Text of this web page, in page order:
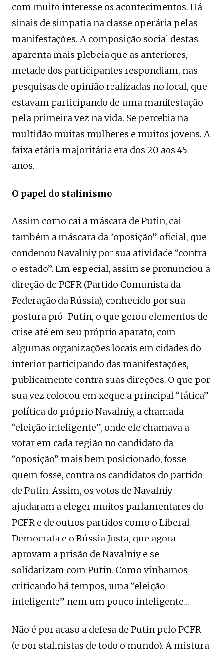
com muito interesse os acontecimentos. Há
sinais de simpatia na classe operária pelas
manifestações. A composição social destas
aparenta mais plebeia que as anteriores,
metade dos participantes respondiam, nas
pesquisas de opinião realizadas no local, que
estavam participando de uma manifestação
pela primeira vez na vida. Se percebia na
multidão muitas mulheres e muitos jovens. A
faixa etária majoritária era dos 20 aos 45
anos.
O papel do stalinismo
Assim como cai a máscara de Putin, cai
também a máscara da “oposição” oficial, que
condenou Navalniy por sua atividade “contra
o estado”. Em especial, assim se pronunciou a
direção do PCFR (Partido Comunista da
Federação da Rússia), conhecido por sua
postura pró-Putin, o que gerou elementos de
crise até em seu próprio aparato, com
algumas organizações locais em cidades do
interior participando das manifestações,
publicamente contra suas direções. O que por
sua vez colocou em xeque a principal “tática”
política do próprio Navalniy, a chamada
“eleição inteligente”, onde ele chamava a
votar em cada região no candidato da
“oposição” mais bem posicionado, fosse
quem fosse, contra os candidatos do partido
de Putin. Assim, os votos de Navalniy
ajudaram a eleger muitos parlamentares do
PCFR e de outros partidos como o Liberal
Democrata e o Rússia Justa, que agora
aprovam a prisão de Navalniy e se
solidarizam com Putin. Como vínhamos
criticando há tempos, uma “eleição
inteligente” nem um pouco inteligente…
Não é por acaso a defesa de Putin pelo PCFR
(e por stalinistas de todo o mundo). A mistura